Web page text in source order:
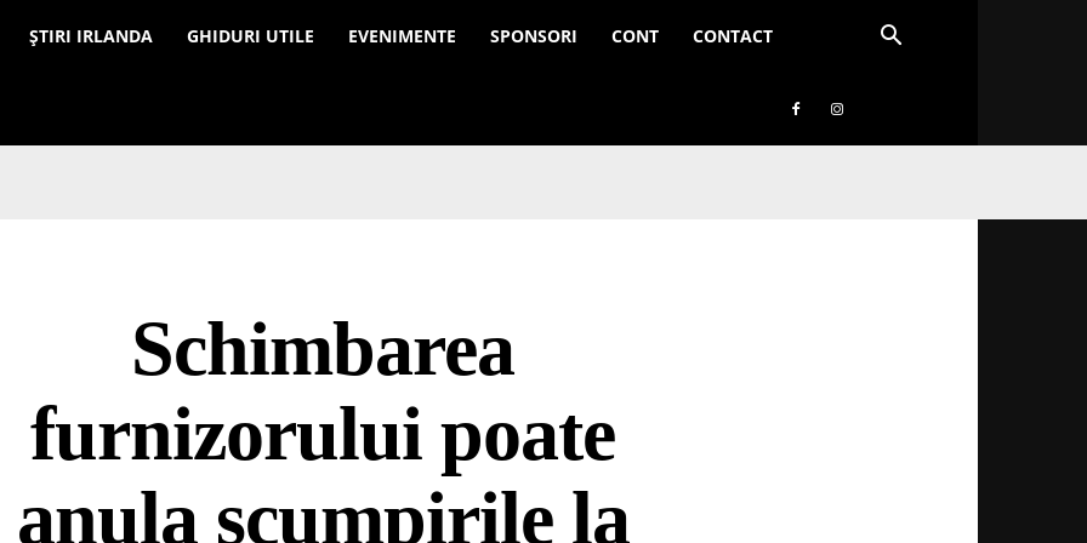
ȘTIRI IRLANDA GHIDURI UTILE EVENIMENTE SPONSORI CONT CONTACT
Schimbarea
furnizorului poate
anula scumpirile la